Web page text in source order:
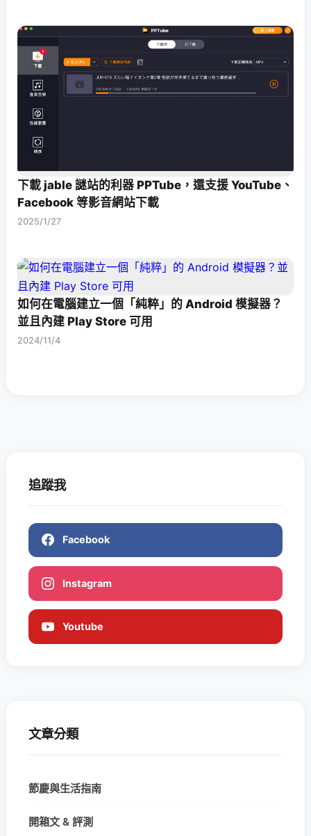
下載 jable 謎站的利器 PPTube，還支援 YouTube、
Facebook 等影音網站下載
2025/1/27
如何在電腦建立一個「純粹」的 Android 模擬器？
並且內建 Play Store 可用
2024/11/4
追蹤我
Facebook
Instagram
Youtube
文章分類
節慶與生活指南
開箱文 & 評測